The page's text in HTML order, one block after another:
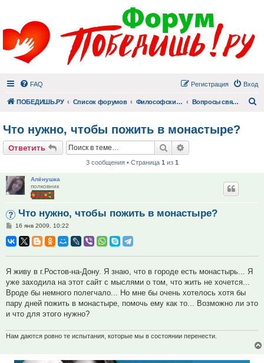
FAQ Вход
Регистрация
ПОБЕДИШЬ.РУ Список форумов Философский раздел Вопросы священнику
Что нужно, чтобы пожить в монастыре?
Ответить Поиск
3 сообщения • Страница 1 из 1
Алёнушка
полковник
Что нужно, чтобы пожить в монастыре?
Сообщение
16 янв 2009, 10:22
Я живу в г.Ростов-на-Дону. Я знаю, что в городе есть монастырь... Я
уже заходила на этот сайт с мыслями о том, что жить не хочется...
Вроде бы немного полегчало... Но мне бы очень хотелось хотя бы
пару дней пожить в монастыре, помочь ему как то... Возможно ли это
и что для этого нужно?
Нам даются ровно те испытания, которые мы в состоянии перенести.